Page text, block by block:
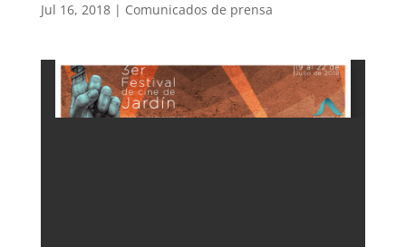
Jul 16, 2018| Comunicados de prensa